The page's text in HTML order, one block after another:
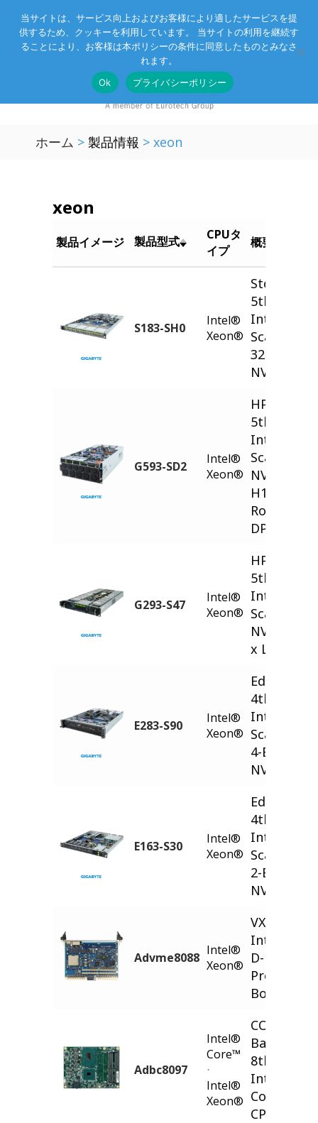
Eurotechグループ お客様サポート お問い合わせ
ホーム > 製品情報 > xeon
xeon
製品イメージ 製品型式
CPUタ
イプ
概要
S183-SH0
Intel®
Xeon®
Storage
5th/4th
Intel®
Scalable -
32-Bay E1.S
NVMe
G593-SD2
Intel®
Xeon®
HPC/AI
5th/4th
Intel®
Scalable -
NVIDIA
H100 8-
Root Port
DPU)
G293-S47
Intel®
Xeon®
HPC/AI
5th/4th
Intel®
Scalable -
NVIDIA
x L40S
E283-S90
Intel®
Xeon®
Edge
4th/5th
Intel®
Scalable -
4-Bay Gen4
NVMe/
E163-S30
Intel®
Xeon®
Edge
4th/5th
Intel®
Scalable -
2-Bay Gen4
NVMe/
Advme8088 Intel®
Xeon®
VXS™/
Intel®
D-1700
Processor
Board
Adbc8097
Intel®
Core™
⋅
Intel®
Xeon®
COM
Basic
8th/9th
Intel®
Core/Xeon
CPU
当サイトは、サービス向上およびお客様により適したサービスを提
供するため、クッキーを利用しています。 当サイトの利用を継続す
ることにより、お客様は本ポリシーの条件に同意したものとみなさ
れます。
Ok
プライバシーポリシー